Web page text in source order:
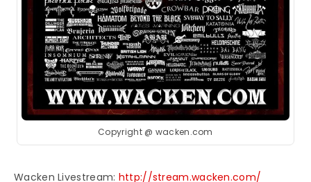
Copyright @ wacken.com
Wacken Livestream: http://stream.wacken.com/